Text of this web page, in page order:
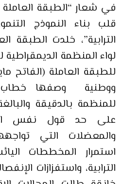
في شعار “الطبقة العاملة
قلب بناء النموذج
الترابية”، خلدت الطبقة
لواء المنظمة
للطبقة العاملة (الفاتح
ووطنية وصفها خطاب
للمنظمة بالدقيقة
على حد قول نفس
والمعضلات التي
استمرار المخططات
الترابية، واستفزازات